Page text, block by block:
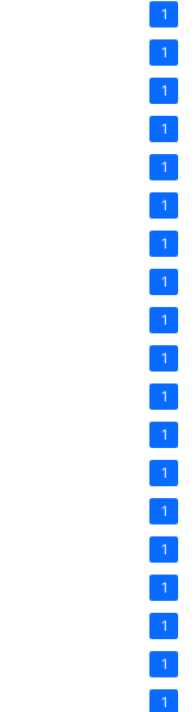
1
1
1
1
1
1
1
1
1
1
1
1
1
1
1
1
1
1
1